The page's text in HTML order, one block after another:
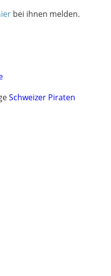
bei ihnen melden.
Schweizer Piraten